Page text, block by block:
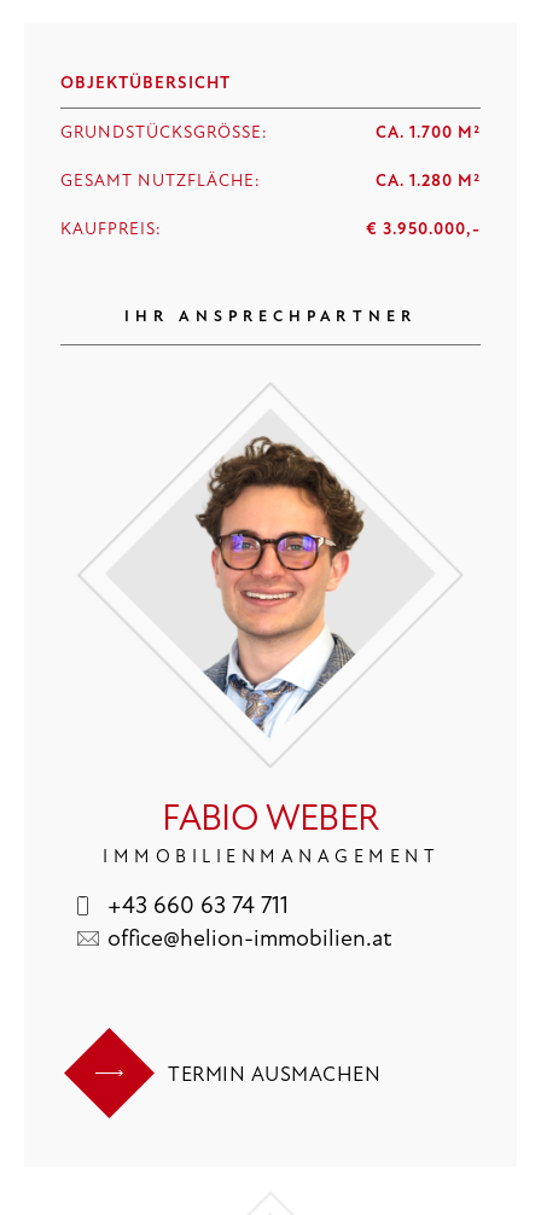
OBJEKTÜBERSICHT
GRUNDSTÜCKSGRÖSSE: CA. 1.700 M²
GESAMT NUTZFLÄCHE: CA. 1.280 M²
KAUFPREIS: € 3.950.000,-
IHR ANSPRECHPARTNER
FABIO WEBER
IMMOBILIENMANAGEMENT
+43 660 63 74 711
office@helion-immobilien.at
TERMIN AUSMACHEN